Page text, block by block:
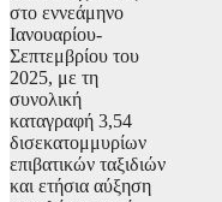
στο εννεάμηνο
Ιανουαρίου-
Σεπτεμβρίου του
2025, με τη
συνολική
καταγραφή 3,54
δισεκατομμυρίων
επιβατικών ταξιδιών
και ετήσια αύξηση